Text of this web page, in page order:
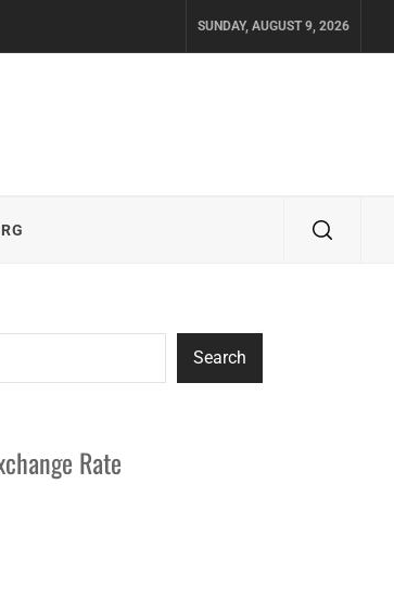
SUNDAY, AUGUST 9, 2026
Search
Rate